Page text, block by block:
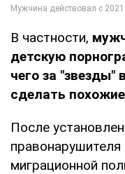
В частности,
детскую
чего за "звезды"
сделать
После
миграционной